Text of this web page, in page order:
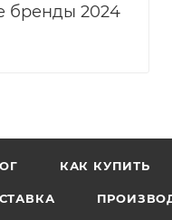
бренды 2024
КАК КУПИТЬ